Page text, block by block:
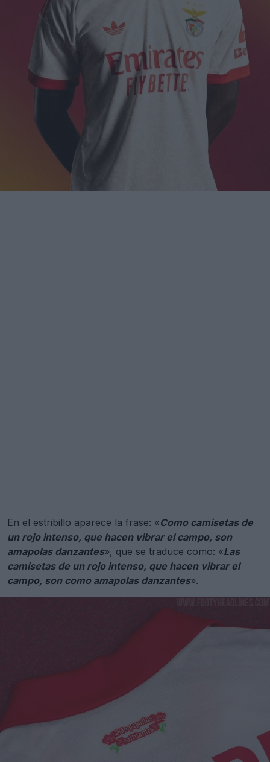
En el estribillo aparece la frase: «Como camisetas de
un rojo intenso, que hacen vibrar el campo, son
amapolas danzantes», que se traduce como: «Las
camisetas de un rojo intenso, que hacen vibrar el
campo, son como amapolas danzantes».